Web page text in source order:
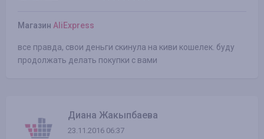
Магазин AliExpress
все правда, свои деньги скинула на киви кошелек. буду
продолжать делать покупки с вами
Диана Жакыпбаева
23.11.2016 06:37